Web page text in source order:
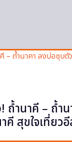
ถ้ำนาคี – ถ้ำ
สุขใจเที่ยวอี